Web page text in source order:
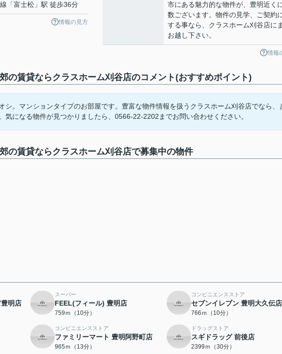
「富士松 」駅 徒歩36分
情報の見方
市にある魅力的な物件が、豊明近く
数ございます。物件の見学、ご契約
する事なら、クラスホーム刈谷店に
お越し下さい。
情報
賃貸ならクラスホーム刈谷店のコメント(おすすめポイント)
シ。マンションタイプのお部屋です。豊富な物件情報を扱うクラスホーム刈谷店でなら、
気になる物件が見つかりましたら、0566-22-2202までお問い合わせください。
賃貸ならクラスホーム刈谷店で募集中の物件
明店
スーパー
FEEL(フィール) 豊明店
759ｍ（10分）
コンビニエンスストア
セブンイレブン 豊明大久伝店
766ｍ（10分）
コンビニエンスストア
ファミリーマート 豊明阿野町店
965ｍ（13分）
ドラッグストア
スギドラッグ 前後店
2399ｍ（30分）